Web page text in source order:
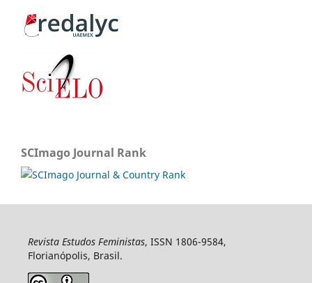
SCImago Journal Rank
Revista Estudos Feministas, ISSN 1806-9584,
Florianópolis, Brasil.